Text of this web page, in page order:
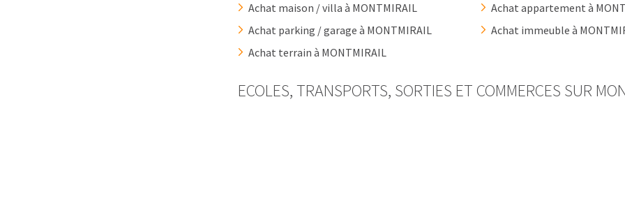
Achat maison / villa à MONTMIRAIL
Achat appartement à
Achat parking / garage à MONTMIRAIL
Achat immeuble à
Achat terrain à MONTMIRAIL
ECOLES, TRANSPORTS, SORTIES ET COMMERCES SUR